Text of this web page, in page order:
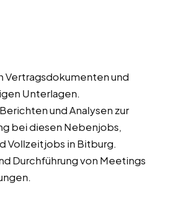
Vertragsdokumenten und
Unterlagen.
und Analysen zur
bei diesen Nebenjobs,
Vollzeitjobs in Bitburg.
Durchführung von Meetings